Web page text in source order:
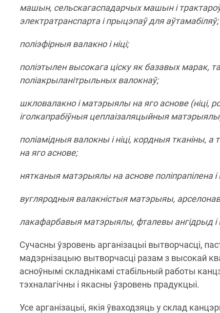
машын, сельскагаспадарчых машын і
электратранспарта і прыцэпаў для аўтамабіляў;
поліэфірныя валакно і ніці;
поліэтылен высокага ціску як базавых марак,
поліакрыланітрыльных валокнаў;
шкловалакно і матэрыялы на яго аснове (ніці,
іголкапрабіўныя цеплаізаляцыйныя
поліамідныя валокны і ніці, кордныя тканіны,
на яго аснове;
нятканыя матэрыялы на аснове поліпрапілена
вугляродныя валакністыя матэрыяы,
лакафарбавыя матэрыялы, фталевы ангідрыд
Сучасны ўзровень арганізацыі вытворчасці,
мадэрнізацыю вытворчасці разам з высокай
асноўнымі складнікамі стабільный работы
тэхналагічны і якасны ўзровень прадукцыі.
Усе арганізацыі, якія ўваходзяць у склад